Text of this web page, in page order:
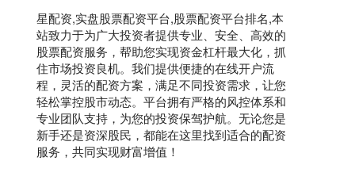
星配资,实盘股票配资平台,股票配资平台排名,本
站致力于为广大投资者提供专业、安全、高效的
股票配资服务，帮助您实现资金杠杆最大化，抓
住市场投资良机。我们提供便捷的在线开户流
程，灵活的配资方案，满足不同投资需求，让您
轻松掌控股市动态。平台拥有严格的风控体系和
专业团队支持，为您的投资保驾护航。无论您是
新手还是资深股民，都能在这里找到适合的配资
服务，共同实现财富增值！